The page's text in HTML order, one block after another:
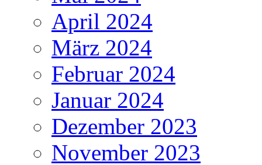
April 2024
März 2024
Februar 2024
Januar 2024
Dezember 2023
November 2023